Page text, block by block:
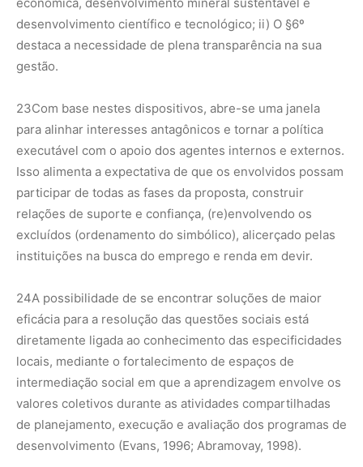
desenvolvimento científico e tecnológico; ii) O §6º
destaca a necessidade de plena transparência na sua
gestão.
23Com base nestes dispositivos, abre-se uma janela
para alinhar interesses antagônicos e tornar a política
executável com o apoio dos agentes internos e externos.
Isso alimenta a expectativa de que os envolvidos possam
participar de todas as fases da proposta, construir
relações de suporte e confiança, (re)envolvendo os
excluídos (ordenamento do simbólico), alicerçado pelas
instituições na busca do emprego e renda em devir.
24A possibilidade de se encontrar soluções de maior
eficácia para a resolução das questões sociais está
diretamente ligada ao conhecimento das especificidades
locais, mediante o fortalecimento de espaços de
intermediação social em que a aprendizagem envolve os
valores coletivos durante as atividades compartilhadas
de planejamento, execução e avaliação dos programas de
desenvolvimento (Evans, 1996; Abramovay, 1998).